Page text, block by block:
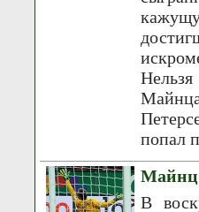
попал
Майнц
В